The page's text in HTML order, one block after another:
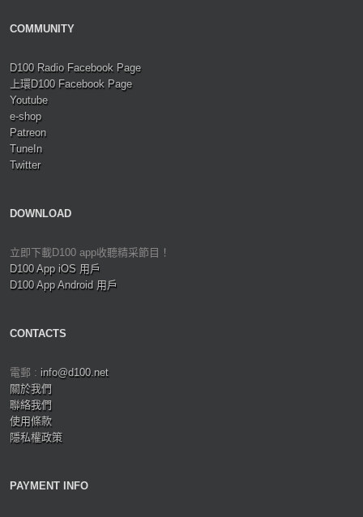
COMMUNITY
D100 Radio Facebook Page
上環D100 Facebook Page
Youtube
e-shop
Patreon
TuneIn
Twitter
DOWNLOAD
立即下載D100 app收聽精采節目！
D100 App iOS 用戶
D100 App Android 用戶
CONTACTS
電郵 : info@d100.net
關於我們
聯絡我們
使用條款
隱私權政策
PAYMENT INFO